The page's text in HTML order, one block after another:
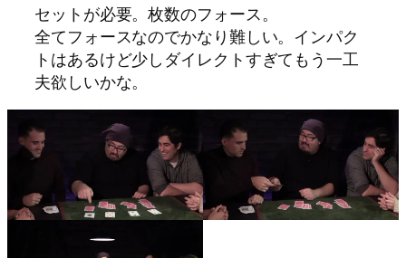
セットが必要。枚数のフォース。
全てフォースなのでかなり難しい。インパク
トはあるけど少しダイレクトすぎてもう一工
夫欲しいかな。